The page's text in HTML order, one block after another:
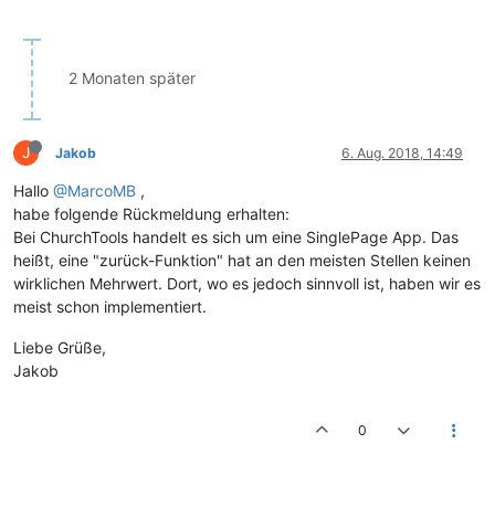
2 Monaten später
J Jakob 6. Aug. 2018, 14:49
Hallo @MarcoMB ,
habe folgende Rückmeldung erhalten:
Bei ChurchTools handelt es sich um eine SinglePage App. Das
heißt, eine "zurück-Funktion" hat an den meisten Stellen keinen
wirklichen Mehrwert. Dort, wo es jedoch sinnvoll ist, haben wir es
meist schon implementiert.
Liebe Grüße,
Jakob
0